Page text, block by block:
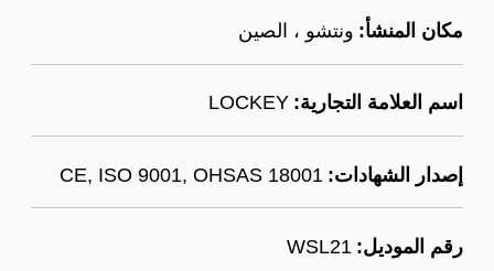
مكان المنشأ: ونتشو ، الصين
اسم العلامة التجارية: LOCKEY
إصدار الشهادات: CE, ISO 9001, OHSAS 18001
رقم الموديل: WSL21